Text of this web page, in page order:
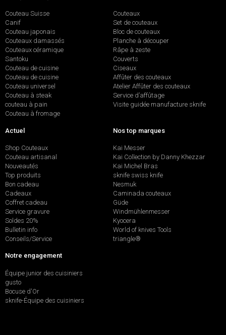
Couteau Suisse
Canif
Couteau japonais
Couteaux damassés
Couteaux céramique
Santoku
Couteau de cuisine
Couteau de cuisine
Couteau universel
Couteau à steak
couteau à pain
Couteau à fromage
Couteaux
Set de couteaux
Bloc de couteaux
Planche à découper
Râpe à zeste
Couverts
Ciseaux
Affûter des couteaux
Atelier Affûter des couteaux
Service d’affûtage
Visite guidée manufacture sknife
Actuel
Shop Couteaux
Couteau artisanal
Nouveautés
Top produits
Bon cadeau
Cadeaux
Coffret cadeau
Service gravure
Soldes 20%
Bulletin info
Conseils/Service
Nos top marques
Kai Messer
Kai Collection by Danny Khezzar
Kai Michel Bras
sknife swiss knife
Nesmuk
Caminada couteaux
Güde
Windmühlenmesser
Kyocera
World of knives Tools
triangle®
Notre engagement
Équipe junior des cuisiniers
gusto
Bocuse d'Or
sknife-Équipe des cuisiniers